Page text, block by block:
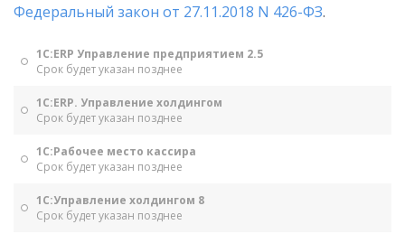
Федеральный закон от 27.11.2018 N 426-ФЗ.
1С:ERP Управление предприятием 2.5
Срок будет указан позднее
1С:ERP. Управление холдингом
Срок будет указан позднее
1С:Рабочее место кассира
Срок будет указан позднее
1С:Управление холдингом 8
Срок будет указан позднее